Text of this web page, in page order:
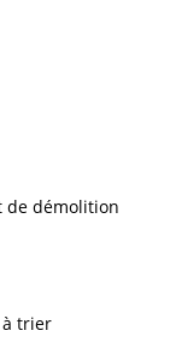
de démolition
à trier